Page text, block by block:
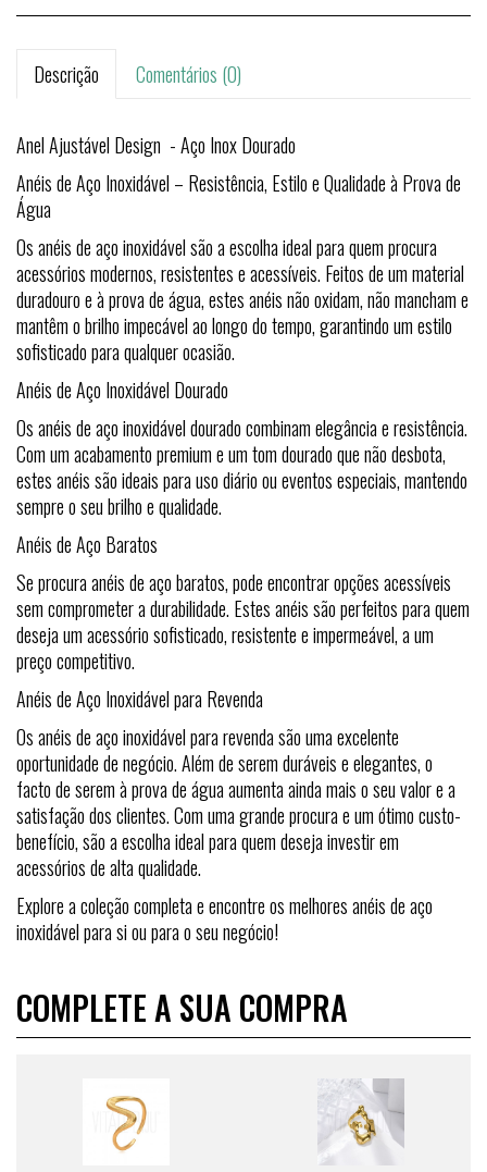
Descrição Comentários (0)
Anel Ajustável Design - Aço Inox Dourado
Anéis de Aço Inoxidável – Resistência, Estilo e Qualidade à Prova de
Água
Os anéis de aço inoxidável são a escolha ideal para quem procura
acessórios modernos, resistentes e acessíveis. Feitos de um material
duradouro e à prova de água, estes anéis não oxidam, não mancham e
mantêm o brilho impecável ao longo do tempo, garantindo um estilo
sofisticado para qualquer ocasião.
Anéis de Aço Inoxidável Dourado
Os anéis de aço inoxidável dourado combinam elegância e resistência.
Com um acabamento premium e um tom dourado que não desbota,
estes anéis são ideais para uso diário ou eventos especiais, mantendo
sempre o seu brilho e qualidade.
Anéis de Aço Baratos
Se procura anéis de aço baratos, pode encontrar opções acessíveis
sem comprometer a durabilidade. Estes anéis são perfeitos para quem
deseja um acessório sofisticado, resistente e impermeável, a um
preço competitivo.
Anéis de Aço Inoxidável para Revenda
Os anéis de aço inoxidável para revenda são uma excelente
oportunidade de negócio. Além de serem duráveis e elegantes, o
facto de serem à prova de água aumenta ainda mais o seu valor e a
satisfação dos clientes. Com uma grande procura e um ótimo custo-
benefício, são a escolha ideal para quem deseja investir em
acessórios de alta qualidade.
Explore a coleção completa e encontre os melhores anéis de aço
inoxidável para si ou para o seu negócio!
COMPLETE A SUA COMPRA